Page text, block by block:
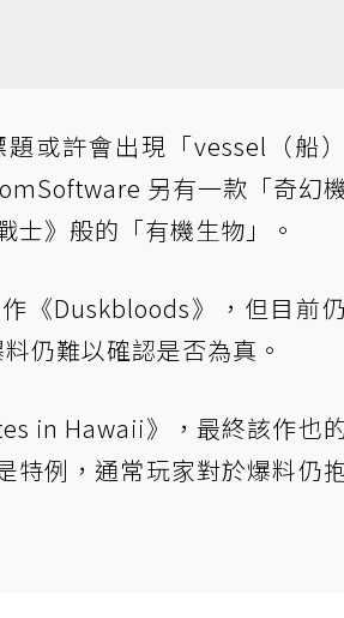
或許會出現「vessel（船
另有一款「奇幻
士》般的「有機生物」。
《Duskbloods》，但目前
仍難以確認是否為真。
in Hawaii》，最終該作也
特例，通常玩家對於爆料仍